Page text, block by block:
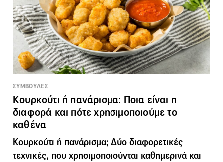
ΣΥΜΒΟΥΛΕΣ
Κουρκούτι ή πανάρισμα: Ποια είναι η
διαφορά και πότε χρησιμοποιούμε το
καθένα
Kουρκούτι ή πανάρισμα; Δύο διαφορετικές
τεχνικές, που χρησιμοποιούνται καθημερινά και